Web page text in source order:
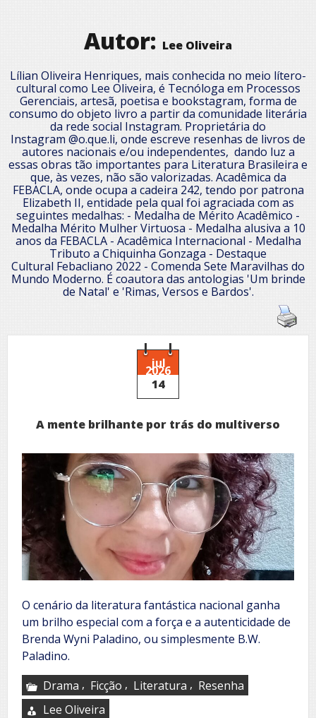
Autor: Lee Oliveira
Lílian Oliveira Henriques, mais conhecida no meio lítero-
cultural como Lee Oliveira, é Tecnóloga em Processos
Gerenciais, artesã, poetisa e bookstagram, forma de
consumo do objeto livro a partir da comunidade literária
da rede social Instagram. Proprietária do
Instagram @o.que.li, onde escreve resenhas de livros de
autores nacionais e/ou independentes, dando luz a
essas obras tão importantes para Literatura Brasileira e
que, às vezes, não são valorizadas. Acadêmica da
FEBACLA, onde ocupa a cadeira 242, tendo por patrona
Elizabeth II, entidade pela qual foi agraciada com as
seguintes medalhas: - Medalha de Mérito Acadêmico -
Medalha Mérito Mulher Virtuosa - Medalha alusiva a 10
anos da FEBACLA - Acadêmica Internacional - Medalha
Tributo a Chiquinha Gonzaga - Destaque
Cultural Febacliano 2022 - Comenda Sete Maravilhas do
Mundo Moderno. É coautora das antologias 'Um brinde
de Natal' e 'Rimas, Versos e Bardos'.
jul
2026
14
A mente brilhante por trás do multiverso
O cenário da literatura fantástica nacional ganha
um brilho especial com a força e a autenticidade de
Brenda Wyni Paladino, ou simplesmente B.W.
Paladino.
Drama , Ficção , Literatura , Resenha
Lee Oliveira